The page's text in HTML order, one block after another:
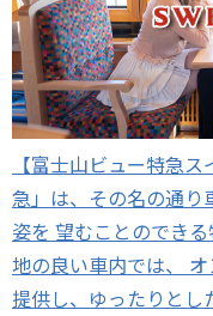
【富士山ビュー特急
急」は、その名の通り
姿を 望むことのでき
地の良い車内では、
提供し、ゆったりとし